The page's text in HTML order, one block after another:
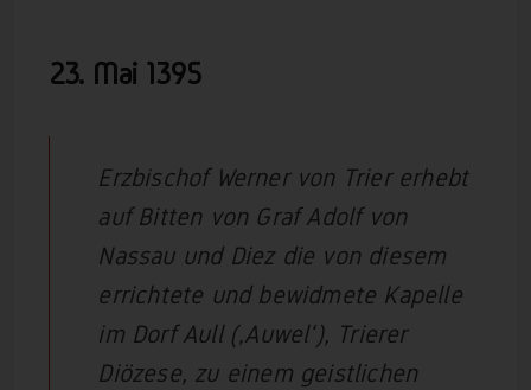
23. Mai 1395
Erzbischof Werner von Trier erhebt
auf Bitten von Graf Adolf von
Nassau und Diez die von diesem
errichtete und bewidmete Kapelle
im Dorf Aull (‚Auwel‘), Trierer
Diözese, zu einem geistlichen